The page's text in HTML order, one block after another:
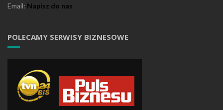
Email: Napisz do nas
POLECAMY SERWISY BIZNESOWE